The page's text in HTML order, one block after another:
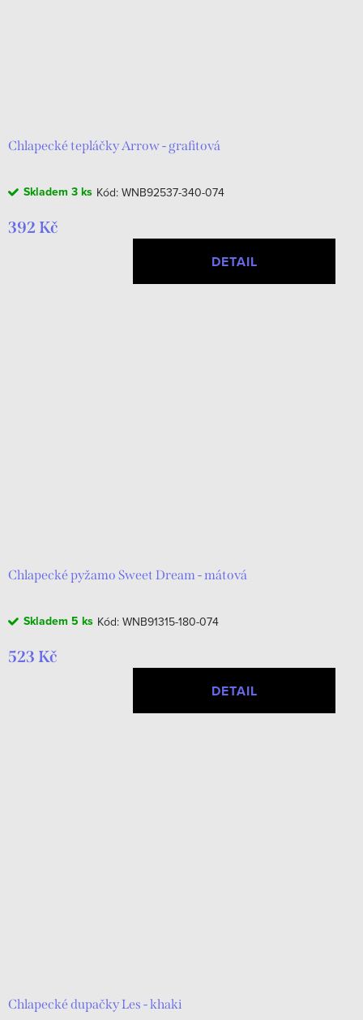
Chlapecké tepláčky Arrow - grafitová
Skladem 3 ks Kód: WNB92537-340-074
392 Kč
DETAIL
Chlapecké pyžamo Sweet Dream - mátová
Skladem 5 ks Kód: WNB91315-180-074
523 Kč
DETAIL
Chlapecké dupačky Les - khaki